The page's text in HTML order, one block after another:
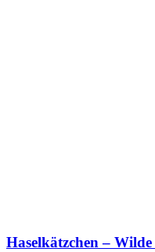
Haselkätzchen –